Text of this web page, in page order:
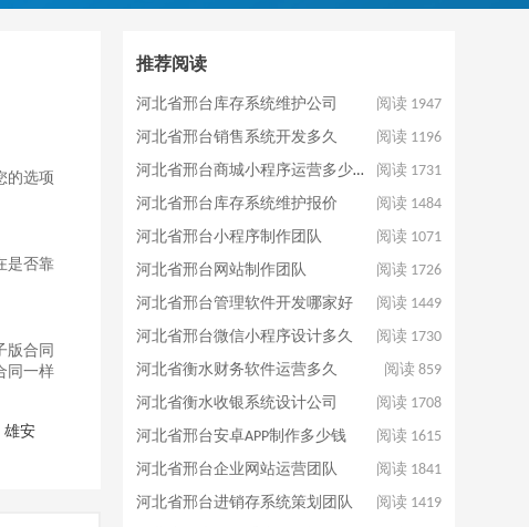
的选项
是否靠
版合同
同一样
雄安
推荐阅读
河北省邢台库存系统维护公司
阅读 1947
河北省邢台销售系统开发多久
阅读 1196
河北省邢台商城小程序运营多少钱
阅读 1731
河北省邢台库存系统维护报价
阅读 1484
河北省邢台小程序制作团队
阅读 1071
河北省邢台网站制作团队
阅读 1726
河北省邢台管理软件开发哪家好
阅读 1449
河北省邢台微信小程序设计多久
阅读 1730
河北省衡水财务软件运营多久
阅读 859
河北省衡水收银系统设计公司
阅读 1708
河北省邢台安卓APP制作多少钱
阅读 1615
河北省邢台企业网站运营团队
阅读 1841
河北省邢台进销存系统策划团队
阅读 1419